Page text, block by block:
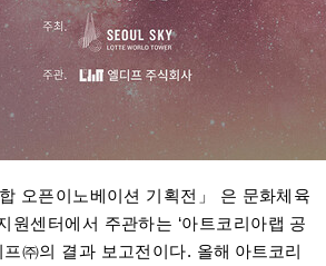
오픈이노베이션 기획전」 은 문화체육
원센터에서 주관하는 ‘아트코리아랩 공
프㈜의 결과 보고전이다. 올해 아트코리